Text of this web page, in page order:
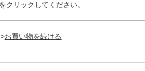
クリックしてください。
>